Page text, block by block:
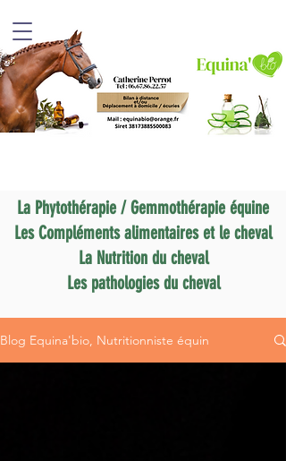
La Phytothérapie / Gemmothérapie équine
Les Compléments alimentaires et le cheval
La Nutrition du cheval
Les pathologies du cheval
Blog Equina'bio, Nutritionniste équin